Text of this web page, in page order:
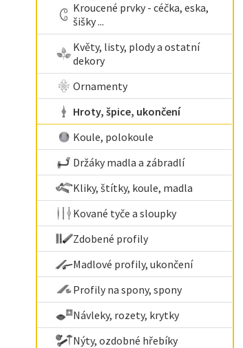
Kroucené prvky - céčka, eska,
šišky ...
Květy, listy, plody a ostatní
dekory
Ornamenty
Hroty, špice, ukončení
Koule, polokoule
Držáky madla a zábradlí
Kliky, štítky, koule, madla
Kované tyče a sloupky
Zdobené profily
Madlové profily, ukončení
Profily na spony, spony
Návleky, rozety, krytky
Nýty, ozdobné hřebíky